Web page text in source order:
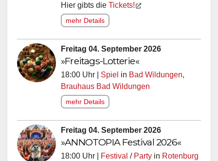
Hier gibts die Tickets!
mehr Details
Freitag 04. September 2026
»Freitags-Lotterie«
18:00 Uhr | Spiel in Bad Wildungen,
Brauhaus Bad Wildungen
mehr Details
Freitag 04. September 2026
»ANNOTOPIA Festival 2026«
18:00 Uhr | Festival / Party in Rotenburg